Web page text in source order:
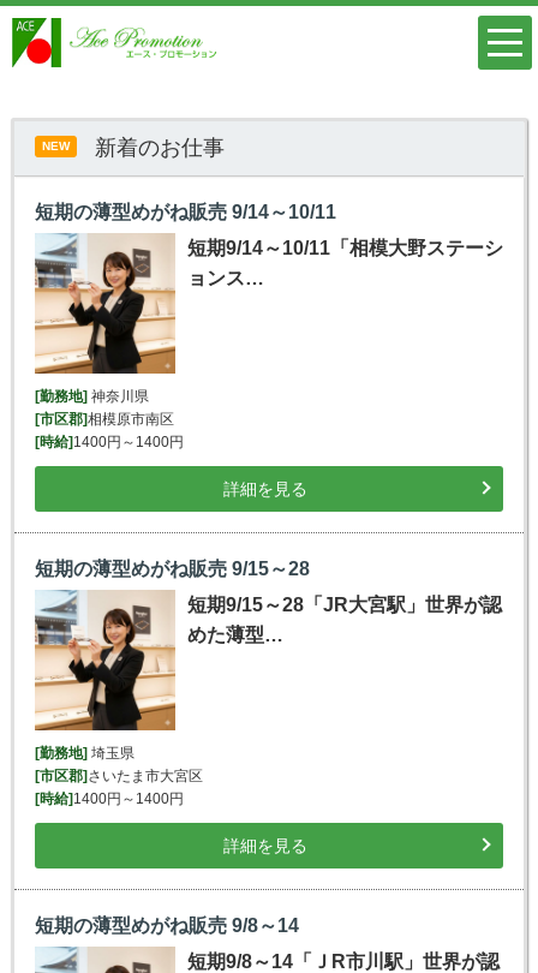
NEW 新着のお仕事
短期の薄型めがね販売 9/14～10/11
短期9/14～10/11「相模大野ステーシ
ョンス…
[勤務地] 神奈川県
[市区郡]相模原市南区
[時給] 1400円～1400円
詳細を見る
短期の薄型めがね販売 9/15～28
短期9/15～28「JR大宮駅」世界が認
めた薄型…
[勤務地]埼玉県
[市区郡]さいたま市大宮区
[時給]1400円～1400円
詳細を見る
短期の薄型めがね販売 9/8～14
短期9/8～14「ＪR市川駅」世界が認